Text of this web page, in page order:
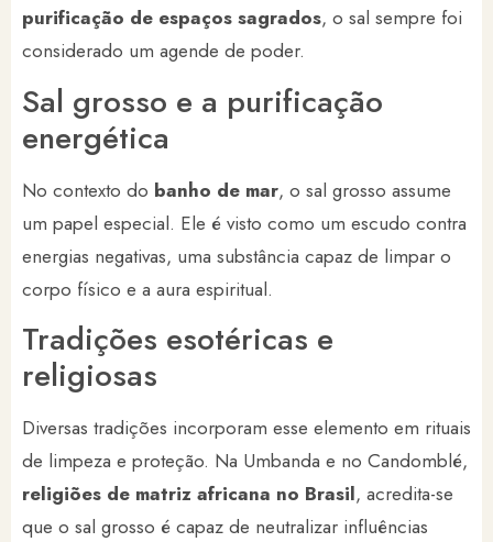
purificação de espaços sagrados, o sal sempre foi
considerado um agende de poder.
Sal grosso e a purificação
energética
No contexto do banho de mar, o sal grosso assume
um papel especial. Ele é visto como um escudo contra
energias negativas, uma substância capaz de limpar o
corpo físico e a aura espiritual.
Tradições esotéricas e
religiosas
Diversas tradições incorporam esse elemento em rituais
de limpeza e proteção. Na Umbanda e no Candomblé,
religiões de matriz africana no Brasil, acredita-se
que o sal grosso é capaz de neutralizar influências